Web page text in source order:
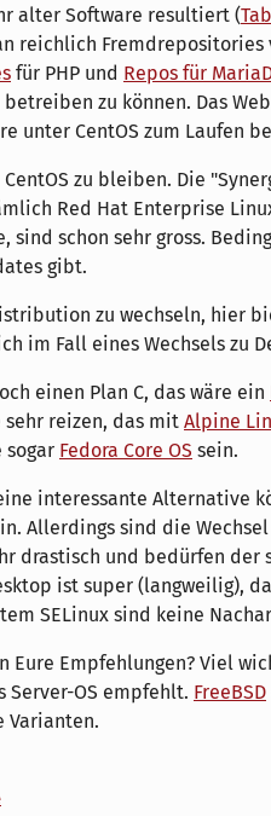
alter Software resultiert (
reichlich
für PHP und Repos für
zu können. Das
unter CentOS zum Laufen
zu bleiben. Die
Red Hat Enterprise
sind schon sehr gross.
gibt.
zu wechseln, hier
im Fall eines Wechsels zu
einen Plan C, das wäre ein
reizen, das mit Alpine
Fedora Core OS sein.
interessante Alternative
Allerdings sind die
drastisch und bedürfen
ist super (langweilig),
SELinux sind keine
Eure Empfehlungen? Viel
OS empfehlt. FreeBSD
Varianten.